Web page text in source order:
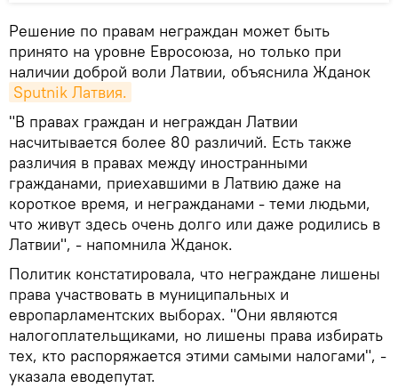
Решение по правам неграждан может быть
принято на уровне Евросоюза, но только при
наличии доброй воли Латвии, объяснила Жданок
Sputnik Латвия.
"В правах граждан и неграждан Латвии
насчитывается более 80 различий. Есть также
различия в правах между иностранными
гражданами, приехавшими в Латвию даже на
короткое время, и негражданами - теми людьми,
что живут здесь очень долго или даже родились в
Латвии", - напомнила Жданок.
Политик констатировала, что неграждане лишены
права участвовать в муниципальных и
европарламентских выборах. "Они являются
налогоплательщиками, но лишены права избирать
тех, кто распоряжается этими самыми налогами", -
указала еводепутат.